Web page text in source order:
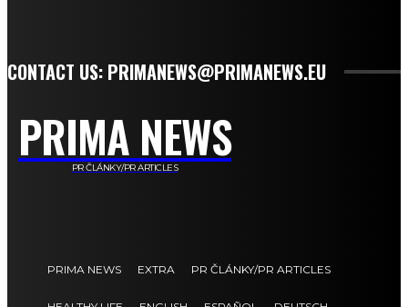
CONTACT US: PRIMANEWS@PRIMANEWS.EU
PRIMA NEWS
PR ČLÁNKY/PR ARTICLES
PRIMA NEWS EXTRA PR ČLÁNKY/PR ARTICLES